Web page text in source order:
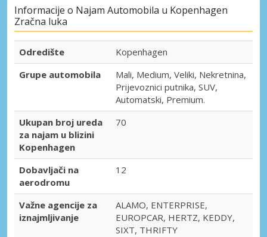
Informacije o Najam Automobila u Kopenhagen
Zračna luka
Odredište
Kopenhagen
Grupe automobila
Mali, Medium, Veliki, Nekretnina,
Prijevoznici putnika, SUV,
Automatski, Premium.
Ukupan broj ureda
za najam u blizini
Kopenhagen
70
Dobavljači na
aerodromu
12
Važne agencije za
iznajmljivanje
ALAMO, ENTERPRISE,
EUROPCAR, HERTZ, KEDDY,
SIXT, THRIFTY